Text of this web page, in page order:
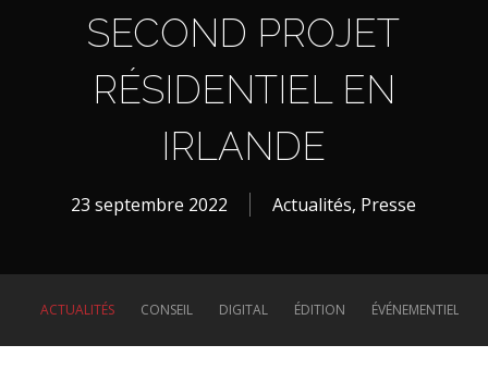
SECOND PROJET
RÉSIDENTIEL EN
IRLANDE
23 septembre 2022 Actualités, Presse
ACTUALITÉS CONSEIL DIGITAL ÉDITION ÉVÉNEMENTIEL